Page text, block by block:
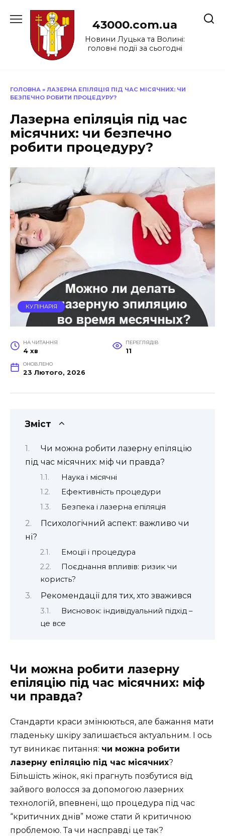
до
43000.com.ua
Новини Луцька та Волині:
головні події за сьогодні
ГОЛОВНА » ЛАЗЕРНА ЕПІЛЯЦІЯ ПІД ЧАС МІСЯЧНИХ: ЧИ
БЕЗПЕЧНО РОБИТИ ПРОЦЕДУРУ?
Лазерна епіляція під час
місячних: чи безпечно
робити процедуру?
КУЛІНАРІЯ
НА ЧИТАННЯ
4 хв
ПЕРЕГЛЯДІВ
11
ОНОВЛЕНО
23 Лютого, 2026
Зміст
Чи можна робити лазерну епіляцію
під час місячних: міф чи правда?
Наука і місячні
Ефективність процедури
Безпека і лазерна епіляція
Психологічний аспект: важливо чи
ні?
Емоції і процедура
Поєднання впливів: ризик чи
користь?
Рекомендації для тих, хто зважився
Висновок: індивідуальний підхід –
це все
Чи можна робити лазерну
епіляцію під час місячних: міф
чи правда?
Стандарти краси змінюються, але бажання мати
гладеньку шкіру залишається актуальним. І ось
тут виникає питання: чи можна робити
лазерну епіляцію під час місячних?
Більшість жінок, які прагнуть позбутися від
зайвого волосся за допомогою лазерних
технологій, впевнені, що процедура під час
“критичних днів” може стати й критичною
проблемою. Та чи насправді це так?